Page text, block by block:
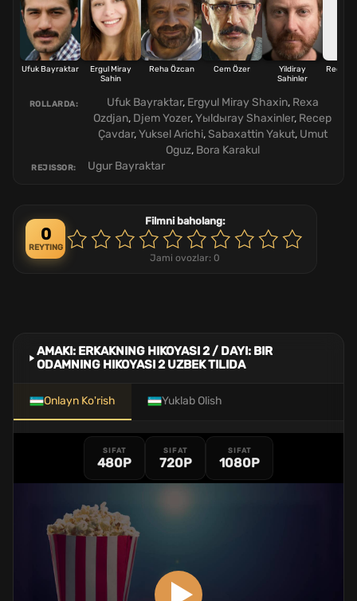
Ufuk Bayraktar
Ergul Miray
Sahin
Reha Özcan Cem Özer
Yildiray
Sahinler
Recep
ROLLARDA: Ufuk Bayraktar, Ergyul Miray Shaxin, Rexa
Ozdjan, Djem Yozer,Yыldыray Shaxinler, Recep
Çavdar,Yuksel Arichi,Sabaxattin Yakut, Umut
Oguz, Bora Karakul
REJISSOR: Ugur Bayraktar
0
REYTING
Filmni baholang:
Jami ovozlar: 0
AMAKI: ERKAKNING HIKOYASI 2 / DAYI: BIR
ODAMNING HIKOYASI 2 UZBEK TILIDA
Onlayn Ko'rish Yuklab Olish
SIFAT
480P
SIFAT
720P
SIFAT
1080P